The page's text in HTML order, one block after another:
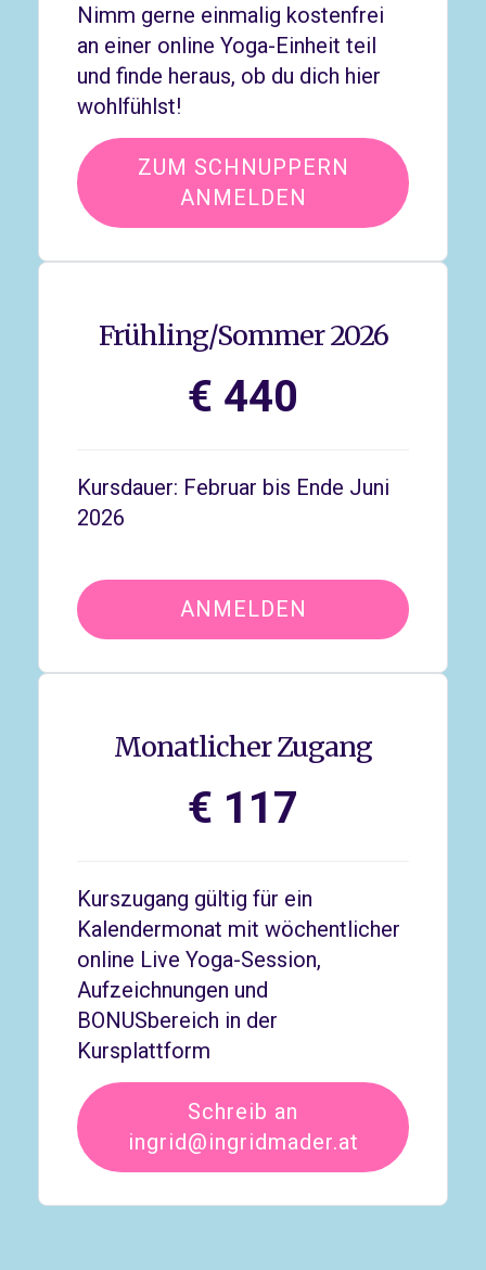
Nimm gerne einmalig kostenfrei
an einer online Yoga-Einheit teil
und finde heraus, ob du dich hier
wohlfühlst!
ZUM SCHNUPPERN
ANMELDEN
Frühling/Sommer 2026
€ 440
Kursdauer: Februar bis Ende Juni
2026
ANMELDEN
Monatlicher Zugang
€ 117
Kurszugang gültig für ein
Kalendermonat mit wöchentlicher
online Live Yoga-Session,
Aufzeichnungen und
BONUSbereich in der
Kursplattform
Schreib an
ingrid@ingridmader.at